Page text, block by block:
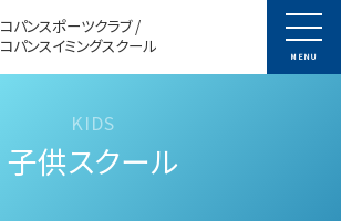
コパンスポーツクラブ /
コパンスイミングスクール
MENU
子供スクール